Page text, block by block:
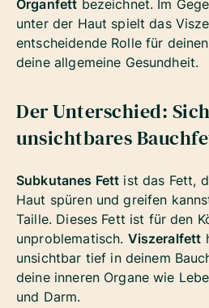
Organfett bezeichnet. Im
unter der Haut spielt das
entscheidende Rolle für
deine allgemeine Gesundheit.
Der Unterschied:
unsichtbares
Subkutanes Fett ist das Fett,
Haut spüren und greifen
Taille. Dieses Fett ist für den
unproblematisch. Viszeralfett
unsichtbar tief in deinem
deine inneren Organe wie
und Darm.